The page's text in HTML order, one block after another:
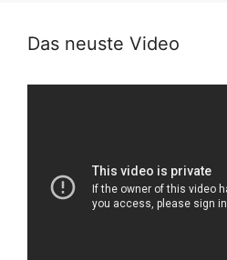
Das neuste Video